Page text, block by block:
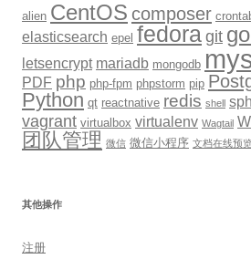
alien CentOS composer
elasticsearch epel fedora git
letsencrypt mariadb mongodb
PDF php php-fpm phpstorm pip
Python qt reactnative redis shell
vagrant virtualbox virtualenv Wagtail
团队管理 微信 微信小程序 文档在线预
其他操作
注册